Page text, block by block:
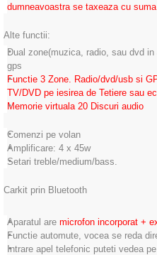
dumneavoastra se taxeaza cu
Alte functii:
Dual zone(muzica, radio, sau dvd
gps
Functie 3 Zone. Radio/dvd/usb si
TV/DVD pe iesirea de Tetiere sau
Memorie virtuala 20 Discuri audio
Comenzi pe volan
Amplificare: 4 x 45w
Setari treble/medium/bass.
Carkit prin Bluetooth
Aparatul are microfon incorporat +
Functie automute, vocea se reda
Intrare apel telefonic puteti vedea